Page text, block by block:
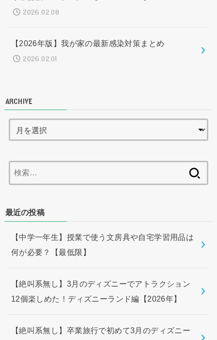
2026.02.08
【2026年版】我が家の最新感染対策まとめ
2026.02.01
ARCHIVE
索:
最近の投稿
【中学一年生】授業で使う文房具や自宅学習用品は
何が必要？【最低限】
【絶叫系無し】3月のディズニーでアトラクション
12個楽しめた！ディズニーランド編【2026年】
【絶叫系無し】卒業旅行で初めて3月のディズニー